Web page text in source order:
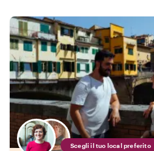
Scegli il tuo local preferito